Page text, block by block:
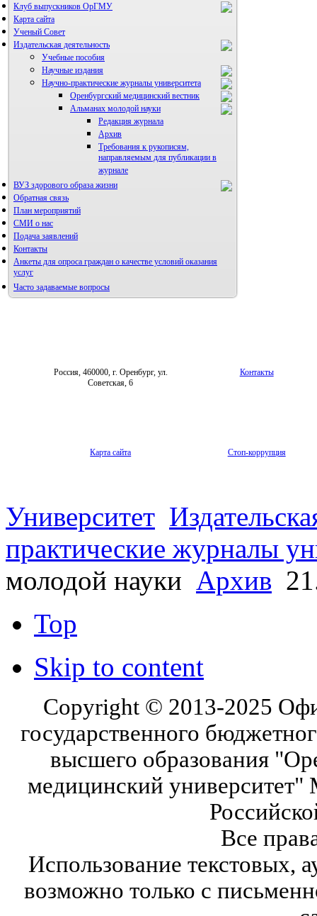
Клуб выпускников ОрГМУ
Карта сайта
Ученый Совет
Издательская деятельность
Учебные пособия
Научные издания
Научно-практические журналы университета
Оренбургский медицинский вестник
Правила направления,
Альманах молодой науки
Редакция журнала
Архив
Требования к рукописям,
направляемым для публикации в
журнале
ВУЗ здорового образа жизни
Фотогалерея
Обратная связь
План мероприятий
СМИ о нас
Подача заявлений
Контакты
Анкеты для опроса граждан о качестве условий оказания
услуг
Часто задаваемые вопросы
Россия, 460000, г. Оренбург, ул.
Советская, 6
Контакты
Карта сайта Стоп-коррупция
Университет
практические журналы
молодой науки Архив
Top
Skip to content
Copyright © 2013-2025
государственного
высшего образования
медицинский университет"
Все
Использование текстовых,
возможно только с